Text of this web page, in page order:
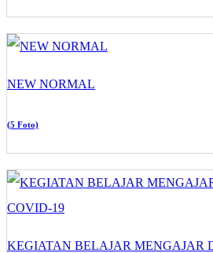
NEW NORMAL
(5 Foto)
KEGIATAN BELAJAR MENGAJAR